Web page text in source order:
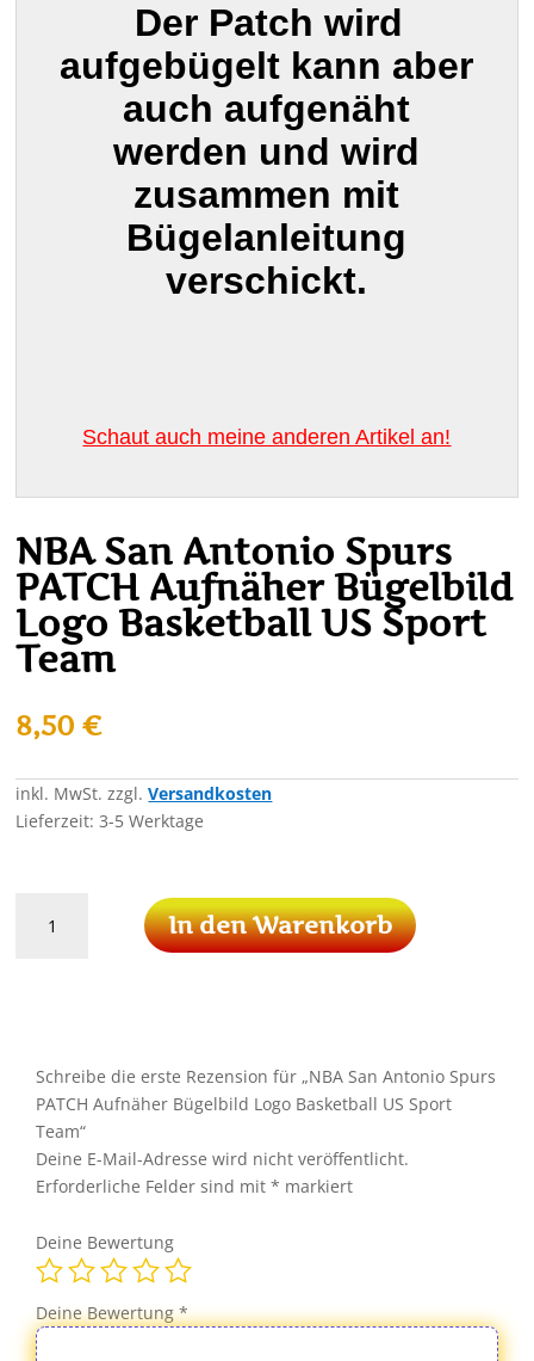
Der Patch wird
aufgebügelt kann aber
auch aufgenäht
werden und wird
zusammen mit
Bügelanleitung
verschickt.
Schaut auch meine anderen Artikel an!
NBA San Antonio Spurs
PATCH Aufnäher Bügelbild
Logo Basketball US Sport
Team
8,50€
inkl. MwSt. zzgl.Versandkosten
Lieferzeit:3-5 Werktage
Bügelbild
Logo
Basketball
Sport
Menge
In den Warenkorb
Schreibe die erste Rezension für „NBA San Antonio Spurs
PATCH Aufnäher Bügelbild Logo Basketball US Sport
Team“
Deine E-Mail-Adresse wird nicht veröffentlicht.
Erforderliche Felder sind mit* markiert
Deine Bewertung
Deine Bewertung*